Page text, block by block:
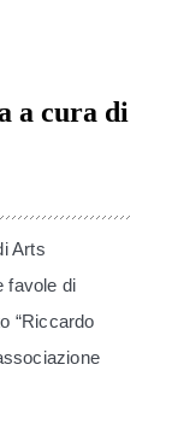
a cura di
Arts
favole di
“Riccardo